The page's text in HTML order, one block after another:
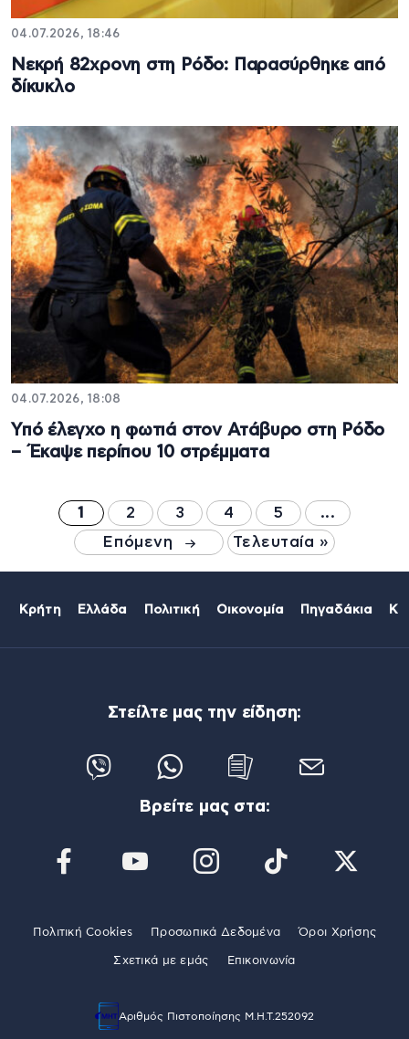
04.07.2026, 18:46
Νεκρή 82χρονη στη Ρόδο: Παρασύρθηκε από
δίκυκλο
04.07.2026, 18:08
Υπό έλεγχο η φωτιά στον Ατάβυρο στη Ρόδο
– Έκαψε περίπου 10 στρέμματα
1 2 3 4 5
...
Επόμενη
Τελευταία »
Κρήτη Ελλάδα Πολιτική Οικονομία Πηγαδάκια
Στείλτε μας την είδηση:
Βρείτε μας στα:
Πολιτική Cookies Προσωπικά Δεδομένα Όροι Χρήσης
Σχετικά με εμάς Επικοινωνία
Αριθμός Πιστοποίησης Μ.Η.Τ.252092